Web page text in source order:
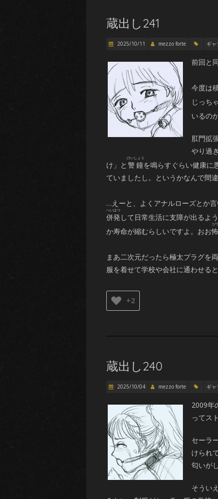
蔵出し241
2025/10/11 mezzo forte ギャ
前回と
今度は
じっち
いるの
肛門拡
やり過
け」と 警鐘を鳴らすぐらい健康に
ていましたし。というかなんで間
…えーと、よくアナルローズとか
併発 して日常生活に支障が出るよ
か寿命が縮むらしいですよ。おお怖
まあ二次元だったら極太プラグを
服を着せて学校や会社に通わせる
+2
蔵出し240
2025/10/04 mezzo forte ギャ
2009年
ってス
セーラ
けられ
匂いが
そうい